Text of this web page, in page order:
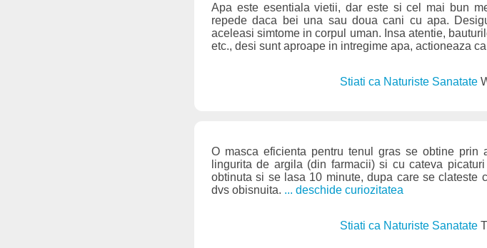
Apa este esentiala vietii, dar este si cel mai bun
repede daca bei una sau doua cani cu apa.
aceleasi simtome in corpul uman. Insa atentie,
etc., desi sunt aproape in intregime apa, actioneaza
Stiati ca Naturiste Sanatate
O masca eficienta pentru tenul gras se obtine
lingurita de argila (din farmacii) si cu cateva
obtinuta si se lasa 10 minute, dupa care se clateste
dvs obisnuita. ... deschide curiozitatea
Stiati ca Naturiste Sanatate